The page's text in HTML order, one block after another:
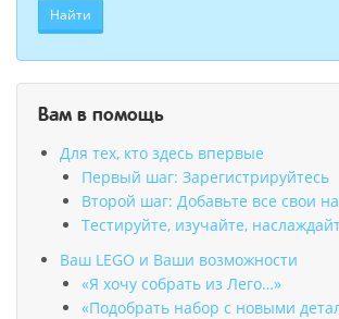
Найти
Вам в помощь
Для тех, кто здесь впервые
Первый шаг: Зарегистрируйтесь
Второй шаг: Добавьте все свои
Тестируйте, изучайте,
Ваш LEGO и Ваши возможности
«Я хочу собрать из Лего…»
«Подобрать набор с новыми